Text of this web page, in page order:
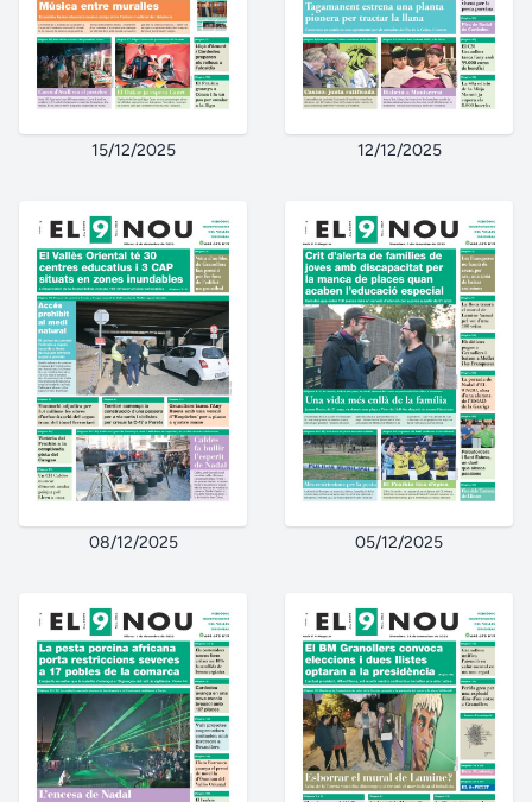
15/12/2025 12/12/2025
08/12/2025 05/12/2025